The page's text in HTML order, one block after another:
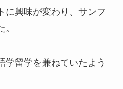
に興味が変わり、サンフ
学留学を兼ねていたよう